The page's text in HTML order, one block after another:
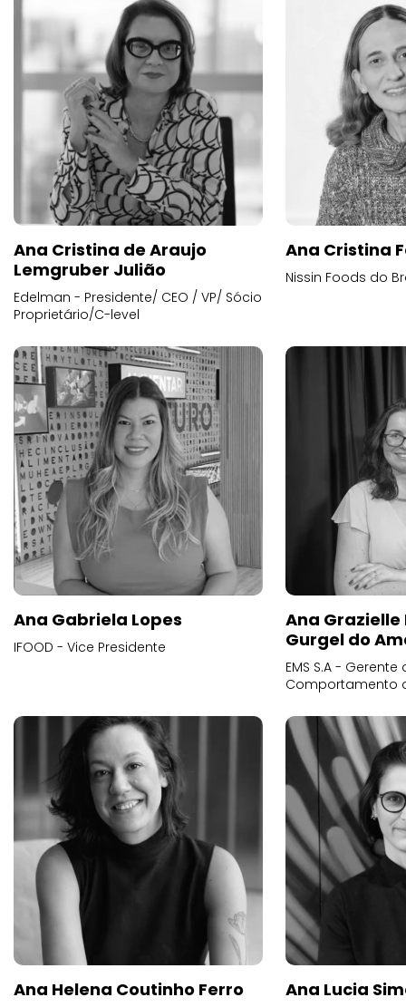
Ana Cristina de Araujo
Lemgruber Julião
Edelman - Presidente/ CEO / VP/ Sócio
Proprietário/C-level
Ana Cristina
Nissin Foods do
Ana Gabriela Lopes
IFOOD - Vice Presidente
Ana
Gurgel do
EMS S.A -
Comportamento
Ana Helena Coutinho Ferro Ana Lucia